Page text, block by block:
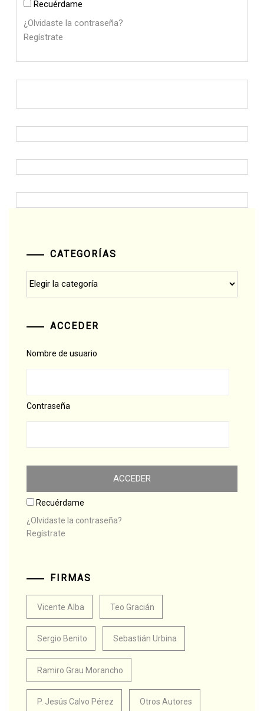
Recuérdame
¿Olvidaste la contraseña?
Regístrate
CATEGORÍAS
ACCEDER
Nombre de usuario
Contraseña
Recuérdame
¿Olvidaste la contraseña?
Regístrate
FIRMAS
Vicente Alba Teo Gracián
Sergio Benito Sebastián Urbina
Ramiro Grau Morancho
P. Jesús Calvo Pérez Otros Autores